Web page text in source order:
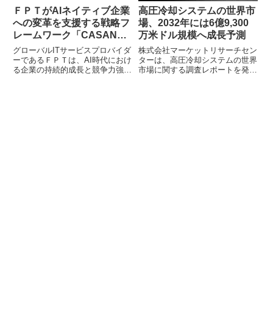
セグメント別予測や関連企業情報
などが含まれており、電子機器製
造における自動化、小型化、カス
タマイズといったトレンドが市場
を牽引していることが示されてい
ます。
解説します。
ＦＰＴがAIネイティブ企業
への変革を支援する戦略フ
レームワーク「CASAN」
を発表しました
グローバルITサービスプロバイダ
ーであるＦＰＴは、AI時代におけ
る企業の持続的成長と競争力強化
高圧冷却システムの世界市
場、2032年には6億9,300
万米ドル規模へ成長予測
株式会社マーケットリサーチセン
ターは、高圧冷却システムの世界
市場に関する調査レポートを発表